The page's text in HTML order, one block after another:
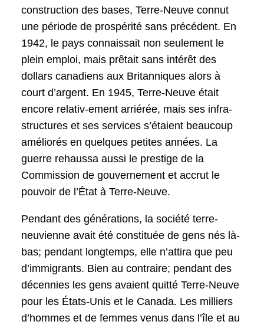
construction des bases, Terre-Neuve connut
une période de prospérité sans précédent. En
1942, le pays connaissait non seulement le
plein emploi, mais prêtait sans intérêt des
dollars canadiens aux Britanniques alors à
court d’argent. En 1945, Terre-Neuve était
encore relativ-ement arriérée, mais ses infra-
structures et ses services s’étaient beaucoup
améliorés en quelques petites années. La
guerre rehaussa aussi le prestige de la
Commission de gouvernement et accrut le
pouvoir de l’État à Terre-Neuve.
Pendant des générations, la société terre-
neuvienne avait été constituée de gens nés là-
bas; pendant longtemps, elle n’attira que peu
d’immigrants. Bien au contraire; pendant des
décennies les gens avaient quitté Terre-Neuve
pour les États-Unis et le Canada. Les milliers
d’hommes et de femmes venus dans l’île et au